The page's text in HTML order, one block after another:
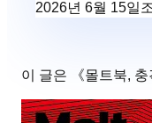
2026년 6월 15일
이 글은 《몰트북, 충